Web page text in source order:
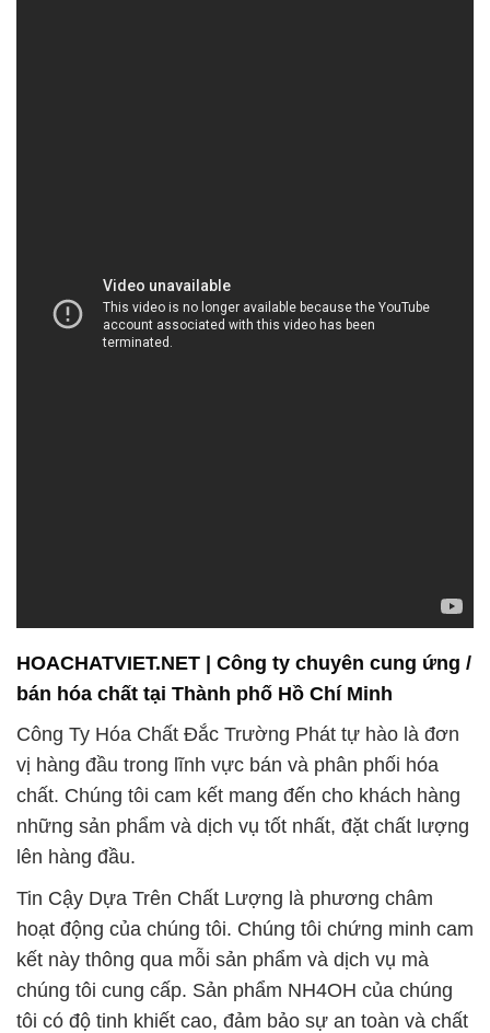
HOACHATVIET.NET | Công ty chuyên cung ứng /
bán hóa chất tại Thành phố Hồ Chí Minh
Công Ty Hóa Chất Đắc Trường Phát tự hào là đơn
vị hàng đầu trong lĩnh vực bán và phân phối hóa
chất. Chúng tôi cam kết mang đến cho khách hàng
những sản phẩm và dịch vụ tốt nhất, đặt chất lượng
lên hàng đầu.
Tin Cậy Dựa Trên Chất Lượng là phương châm
hoạt động của chúng tôi. Chúng tôi chứng minh cam
kết này thông qua mỗi sản phẩm và dịch vụ mà
chúng tôi cung cấp. Sản phẩm NH4OH của chúng
tôi có độ tinh khiết cao, đảm bảo sự an toàn và chất